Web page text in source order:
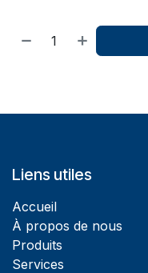
Liens utiles
Accueil
À propos de nous
Produits
Services